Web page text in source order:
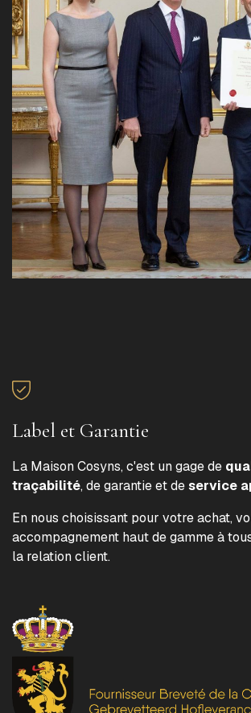
Label et Garantie
La Maison Cosyns, c'est un gage de
traçabilité, de garantie et deservice
En nous choisissant pour votre achat,
accompagnement haut de gamme à
la relation client.